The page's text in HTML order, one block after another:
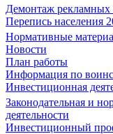
Демонтаж рекламных
Перепись населения
Нормативные
Новости
План работы
Информация по
Инвестиционная
Законодательная и
деятельности
Инвестиционный